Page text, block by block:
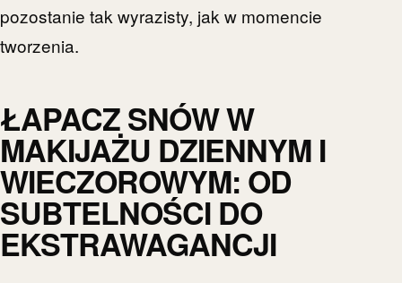
pozostanie tak wyrazisty, jak w momencie
tworzenia.
ŁAPACZ SNÓW W
MAKIJAŻU DZIENNYM I
WIECZOROWYM: OD
SUBTELNOŚCI DO
EKSTRAWAGANCJI